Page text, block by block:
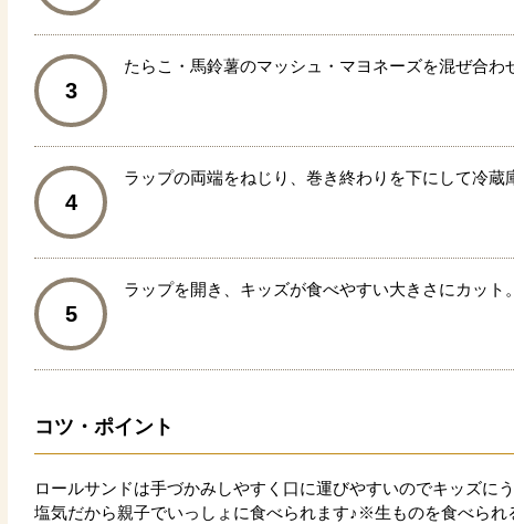
3
たらこ・馬鈴薯のマッシュ・マヨネーズを混ぜ合わ
4
ラップの両端をねじり、巻き終わりを下にして冷蔵
5
ラップを開き、キッズが食べやすい大きさにカット。
コツ・ポイント
ロールサンドは手づかみしやすく口に運びやすいのでキッズに
塩気だから親子でいっしょに食べられます♪※生ものを食べら